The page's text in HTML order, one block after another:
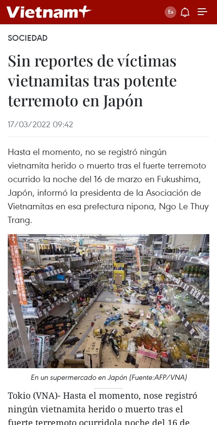
SOCIEDAD
Sin reportes de víctimas
vietnamitas tras potente
terremoto en Japón
17/03/2022 09:42
Hasta el momento, no se registró ningún
vietnamita herido o muerto tras el fuerte terremoto
ocurrido la noche del 16 de marzo en Fukushima,
Japón, informó la presidenta de la Asociación de
Vietnamitas en esa prefectura nipona, Ngo Le Thuy
Trang.
En un supermercado en Japón (Fuente:AFP/VNA)
Tokio (VNA)- Hasta el momento, nose registró
ningún vietnamita herido o muerto tras el